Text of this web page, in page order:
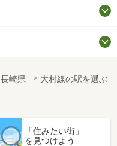
長崎県 大村線の駅を選ぶ
「住みたい街」
を見つけよう